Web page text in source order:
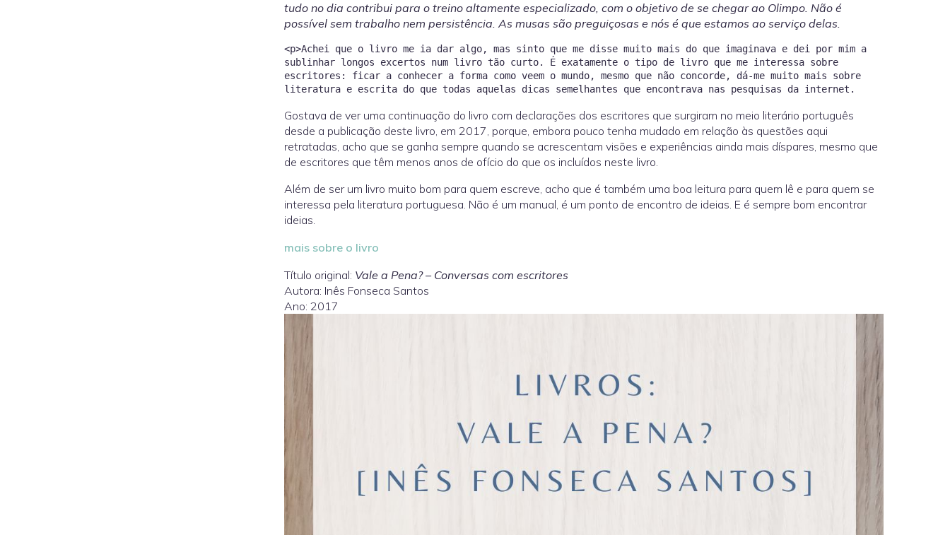
tudo no dia contribui para o treino altamente especializado, com o objetivo de se chegar ao Olimpo. Não é
possível sem trabalho nem persistência. As musas são preguiçosas e nós é que estamos ao serviço delas.
<p>Achei que o livro me ia dar algo, mas sinto que me disse muito mais do que imaginava e dei por mim a
sublinhar longos excertos num livro tão curto. É exatamente o tipo de livro que me interessa sobre
escritores: ficar a conhecer a forma como veem o mundo, mesmo que não concorde, dá-me muito mais sobre
Gostava de ver uma continuação do livro com declarações dos escritores que surgiram no meio literário português
desde a publicação deste livro, em 2017, porque, embora pouco tenha mudado em relação às questões aqui
retratadas, acho que se ganha sempre quando se acrescentam visões e experiências ainda mais díspares, mesmo que
de escritores que têm menos anos de ofício do que os incluídos neste livro.
Além de ser um livro muito bom para quem escreve, acho que é também uma boa leitura para quem lê e para quem se
interessa pela literatura portuguesa. Não é um manual, é um ponto de encontro de ideias. E é sempre bom encontrar
ideias.
mais sobre o livro
Título original: Vale a Pena? – Conversas com escritores
Autora: Inês Fonseca Santos
Ano: 2017